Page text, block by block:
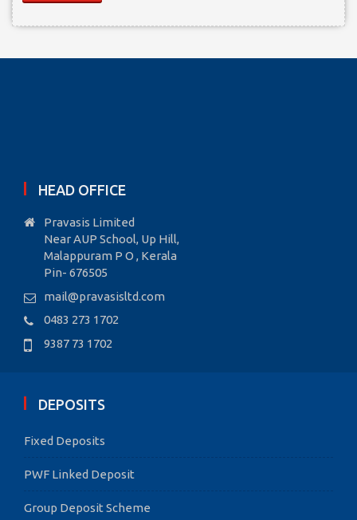
HEAD OFFICE
Pravasis Limited
Near AUP School, Up Hill,
Malappuram P O , Kerala
Pin- 676505
mail@pravasisltd.com
0483 273 1702
9387 73 1702
DEPOSITS
Fixed Deposits
PWF Linked Deposit
Group Deposit Scheme